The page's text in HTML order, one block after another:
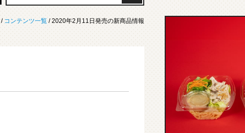
/ コンテンツ一覧 / 2020年2月11日発売の新商品情報